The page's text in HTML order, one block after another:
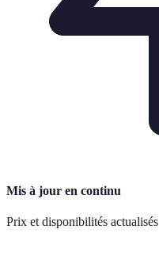
Mis à jour en continu
Prix et disponibilités actualisés